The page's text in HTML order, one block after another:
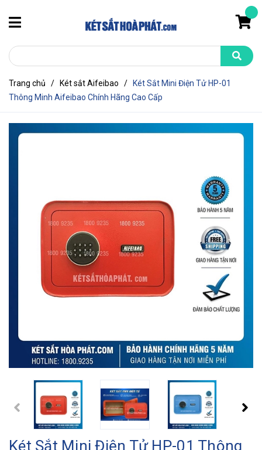
Trang chủ / Két sắt Aifeibao /
Két Sắt Mini Điện Tử HP-01
Thông Minh Aifeibao Chính Hãng Cao Cấp
Két Sắt Mini Điện Tử HP-01 Thông